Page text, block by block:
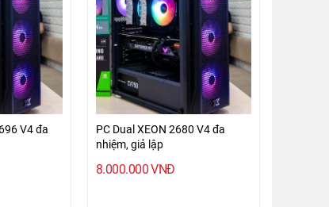
V4 đa
PC Dual XEON 2680 V4 đa
nhiệm, giả lập
8.000.000VNĐ